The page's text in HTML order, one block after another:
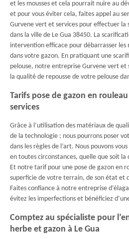
et les mousses et cela pourrait nuire au
et pour vous éviter cela, faites appel au
Gurvene vert et services pour effectuer la
dans la ville de Le Gua 38450. La
intervention efficace pour débarrasser les
dans votre gazon. En pratiquant une
pelouse, notre entreprise Gurvene vert et
la qualité de repousse de votre pelouse
Tarifs pose de gazon en
services
Grâce à l’utilisation des matériaux de
de la technologie ; nous pourrons poser
dans les règles de l’art. Nous pouvons
en toutes circonstances, quelle que soit
Et notre tarif pour une pose de gazon en
superficie de votre terrain, de son état et
Faites confiance à notre entreprise
évitez les imperfections et bénéficiez
Comptez au spécialiste pour
herbe et gazon à Le Gua